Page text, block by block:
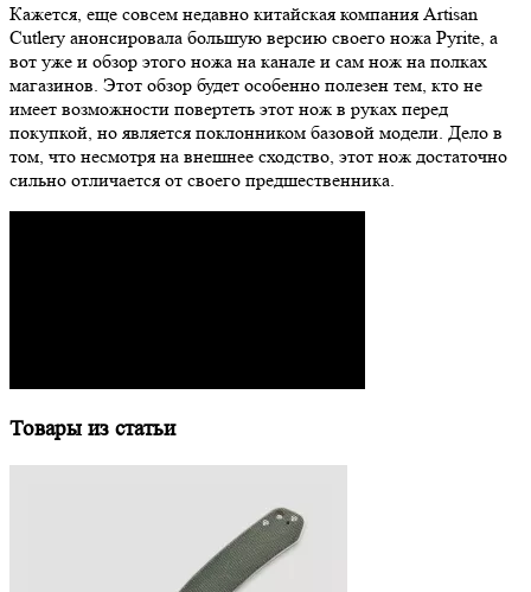
Кажется, еще совсем недавно китайская компания Artisan
Cutlery анонсировала большую версию своего ножа Pyrite, а
вот уже и обзор этого ножа на канале и сам нож на полках
магазинов. Этот обзор будет особенно полезен тем, кто не
имеет возможности повертеть этот нож в руках перед
покупкой, но является поклонником базовой модели. Дело в
том, что несмотря на внешнее сходство, этот нож достаточно
сильно отличается от своего предшественника.
Товары из статьи